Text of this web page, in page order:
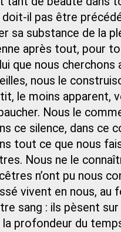
doit-il pas être
sa substance de la
après tout, pour
que nous
nous le
le moins apparent,
Nous le
ce silence, dans ce
tout ce que nous
Nous ne le
n’ont pu nous
vivent en nous, au
sang : ils pèsent
la profondeur du